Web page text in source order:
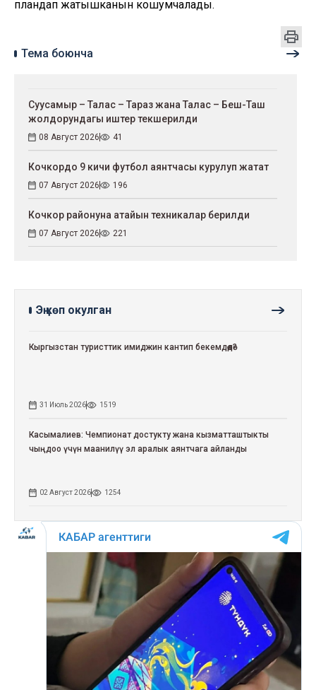
пландап жатышканын кошумчалады.
Тема боюнча
Суусамыр – Талас – Тараз жана Талас – Беш-Таш
жолдорундагы иштер текшерилди
08 Август 2026 41
Кочкордо 9 кичи футбол аянтчасы курулуп жатат
07 Август 2026 196
Кочкор районуна атайын техникалар берилди
07 Август 2026 221
Эң көп окулган
Кыргызстан туристтик имиджин кантип бекемдөөдө?
31 Июль 2026 1519
Касымалиев: Чемпионат достукту жана кызматташтыкты
чыңдоо үчүн маанилүү эл аралык аянтчага айланды
02 Август 2026 1254